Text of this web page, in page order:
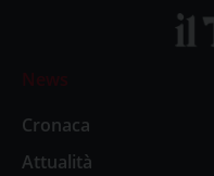
News
Cronaca
Attualità